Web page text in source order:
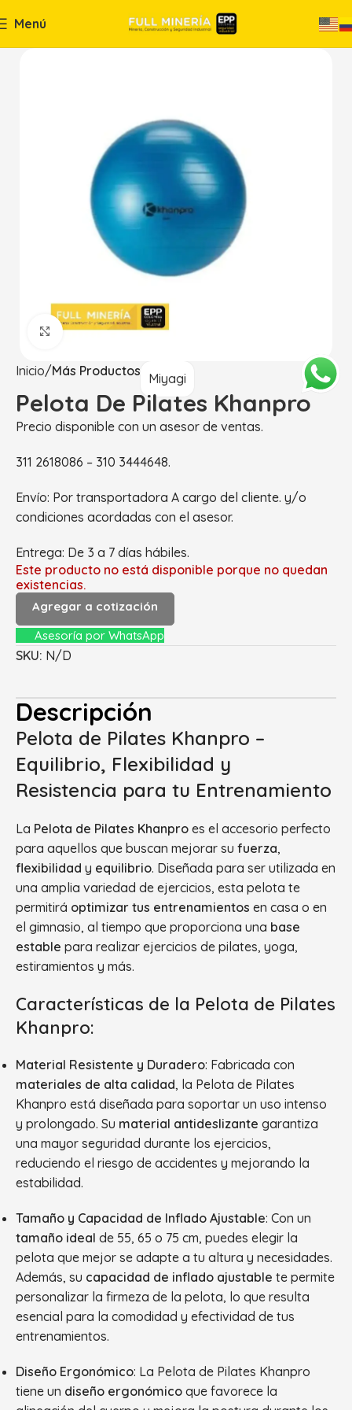
Menú
Haga Click para agrandar
Inicio Más Productos Miyagi
Pelota De Pilates Khanpro
Precio disponible con un asesor de ventas.
311 2618086 – 310 3444648.
Envío: Por transportadora A cargo del cliente. y/o
condiciones acordadas con el asesor.
Entrega: De 3 a 7 días hábiles.
Este producto no está disponible porque no quedan
existencias.
Agregar a cotización
Asesoría por WhatsApp
SKU: N/D
Descripción
Pelota de Pilates Khanpro –
Equilibrio, Flexibilidad y
Resistencia para tu Entrenamiento
La Pelota de Pilates Khanpro es el accesorio perfecto
para aquellos que buscan mejorar su fuerza,
flexibilidad y equilibrio. Diseñada para ser utilizada en
una amplia variedad de ejercicios, esta pelota te
permitirá optimizar tus entrenamientos en casa o en
el gimnasio, al tiempo que proporciona una base
estable para realizar ejercicios de pilates, yoga,
estiramientos y más.
Características de la Pelota de Pilates
Khanpro:
Material Resistente y Duradero: Fabricada con
materiales de alta calidad, la Pelota de Pilates
Khanpro está diseñada para soportar un uso intenso
y prolongado. Su material antideslizante garantiza
una mayor seguridad durante los ejercicios,
reduciendo el riesgo de accidentes y mejorando la
estabilidad.
Tamaño y Capacidad de Inflado Ajustable: Con un
tamaño ideal de 55, 65 o 75 cm, puedes elegir la
pelota que mejor se adapte a tu altura y necesidades.
Además, su capacidad de inflado ajustable te permite
personalizar la firmeza de la pelota, lo que resulta
esencial para la comodidad y efectividad de tus
entrenamientos.
Diseño Ergonómico: La Pelota de Pilates Khanpro
tiene un diseño ergonómico que favorece la